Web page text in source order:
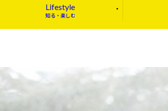
Lifestyle
知る・楽しむ